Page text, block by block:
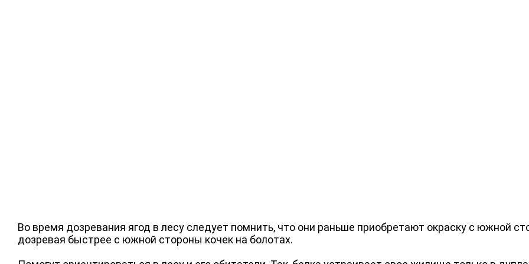
Во время дозревания ягод в лесу следует помнить, что они раньше приобретают окраску с южной
дозревая быстрее с южной стороны кочек на болотах.